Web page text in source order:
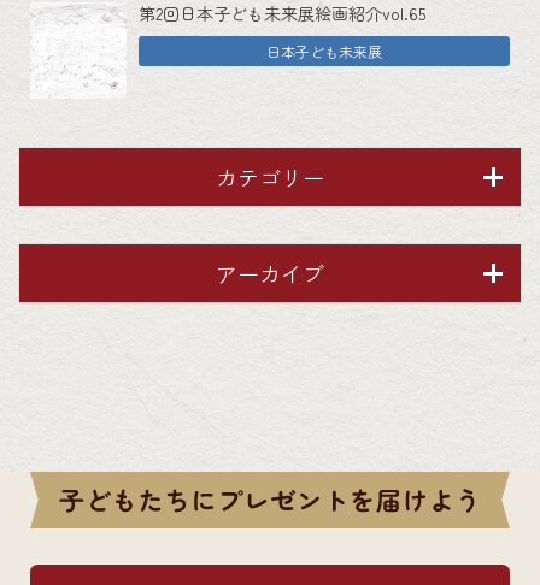
第2回日本子ども未来展絵画紹介vol.65
日本子ども未来展
カテゴリー
アーカイブ